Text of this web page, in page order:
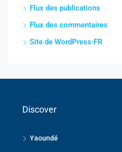
Flux des publications
Flux des commentaires
Site de WordPress-FR
Discover
Yaoundé